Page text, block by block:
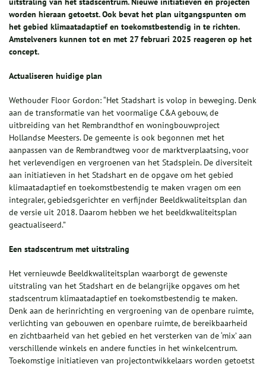
worden hieraan getoetst. Ook bevat het plan uitgangspunten om
het gebied klimaatadaptief en toekomstbestendig in te richten.
Amstelveners kunnen tot en met 27 februari 2025 reageren op het
concept.
Actualiseren huidige plan
Wethouder Floor Gordon: “Het Stadshart is volop in beweging. Denk
aan de transformatie van het voormalige C&A gebouw, de
uitbreiding van het Rembrandthof en woningbouwproject
Hollandse Meesters. De gemeente is ook begonnen met het
aanpassen van de Rembrandtweg voor de marktverplaatsing, voor
het verlevendigen en vergroenen van het Stadsplein. De diversiteit
aan initiatieven in het Stadshart en de opgave om het gebied
klimaatadaptief en toekomstbestendig te maken vragen om een
integraler, gebiedsgerichter en verfijnder Beeldkwaliteitsplan dan
de versie uit 2018. Daarom hebben we het beeldkwaliteitsplan
geactualiseerd.”
Een stadscentrum met uitstraling
Het vernieuwde Beeldkwaliteitsplan waarborgt de gewenste
uitstraling van het Stadshart en de belangrijke opgaves om het
stadscentrum klimaatadaptief en toekomstbestendig te maken.
Denk aan de herinrichting en vergroening van de openbare ruimte,
verlichting van gebouwen en openbare ruimte, de bereikbaarheid
en zichtbaarheid van het gebied en het versterken van de ‘mix’ aan
verschillende winkels en andere functies in het winkelcentrum.
Toekomstige initiatieven van projectontwikkelaars worden getoetst